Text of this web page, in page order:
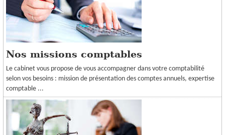
CRÉATION
ESPACE CLIENT
Nos missions comptables
Le cabinet vous propose de vous accompagner dans votre comptabilité
selon vos besoins : mission de présentation des comptes annuels, expertise
comptable ...